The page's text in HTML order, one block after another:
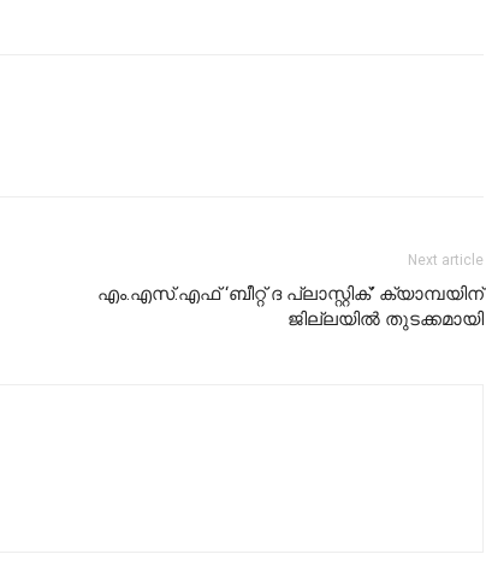
Next article
എം.എസ്.എഫ് ‘ബീറ്റ് ദ പ്ലാസ്റ്റിക്’ ക്യാമ്പയിന്
ജില്ലയിൽ തുടക്കമായി